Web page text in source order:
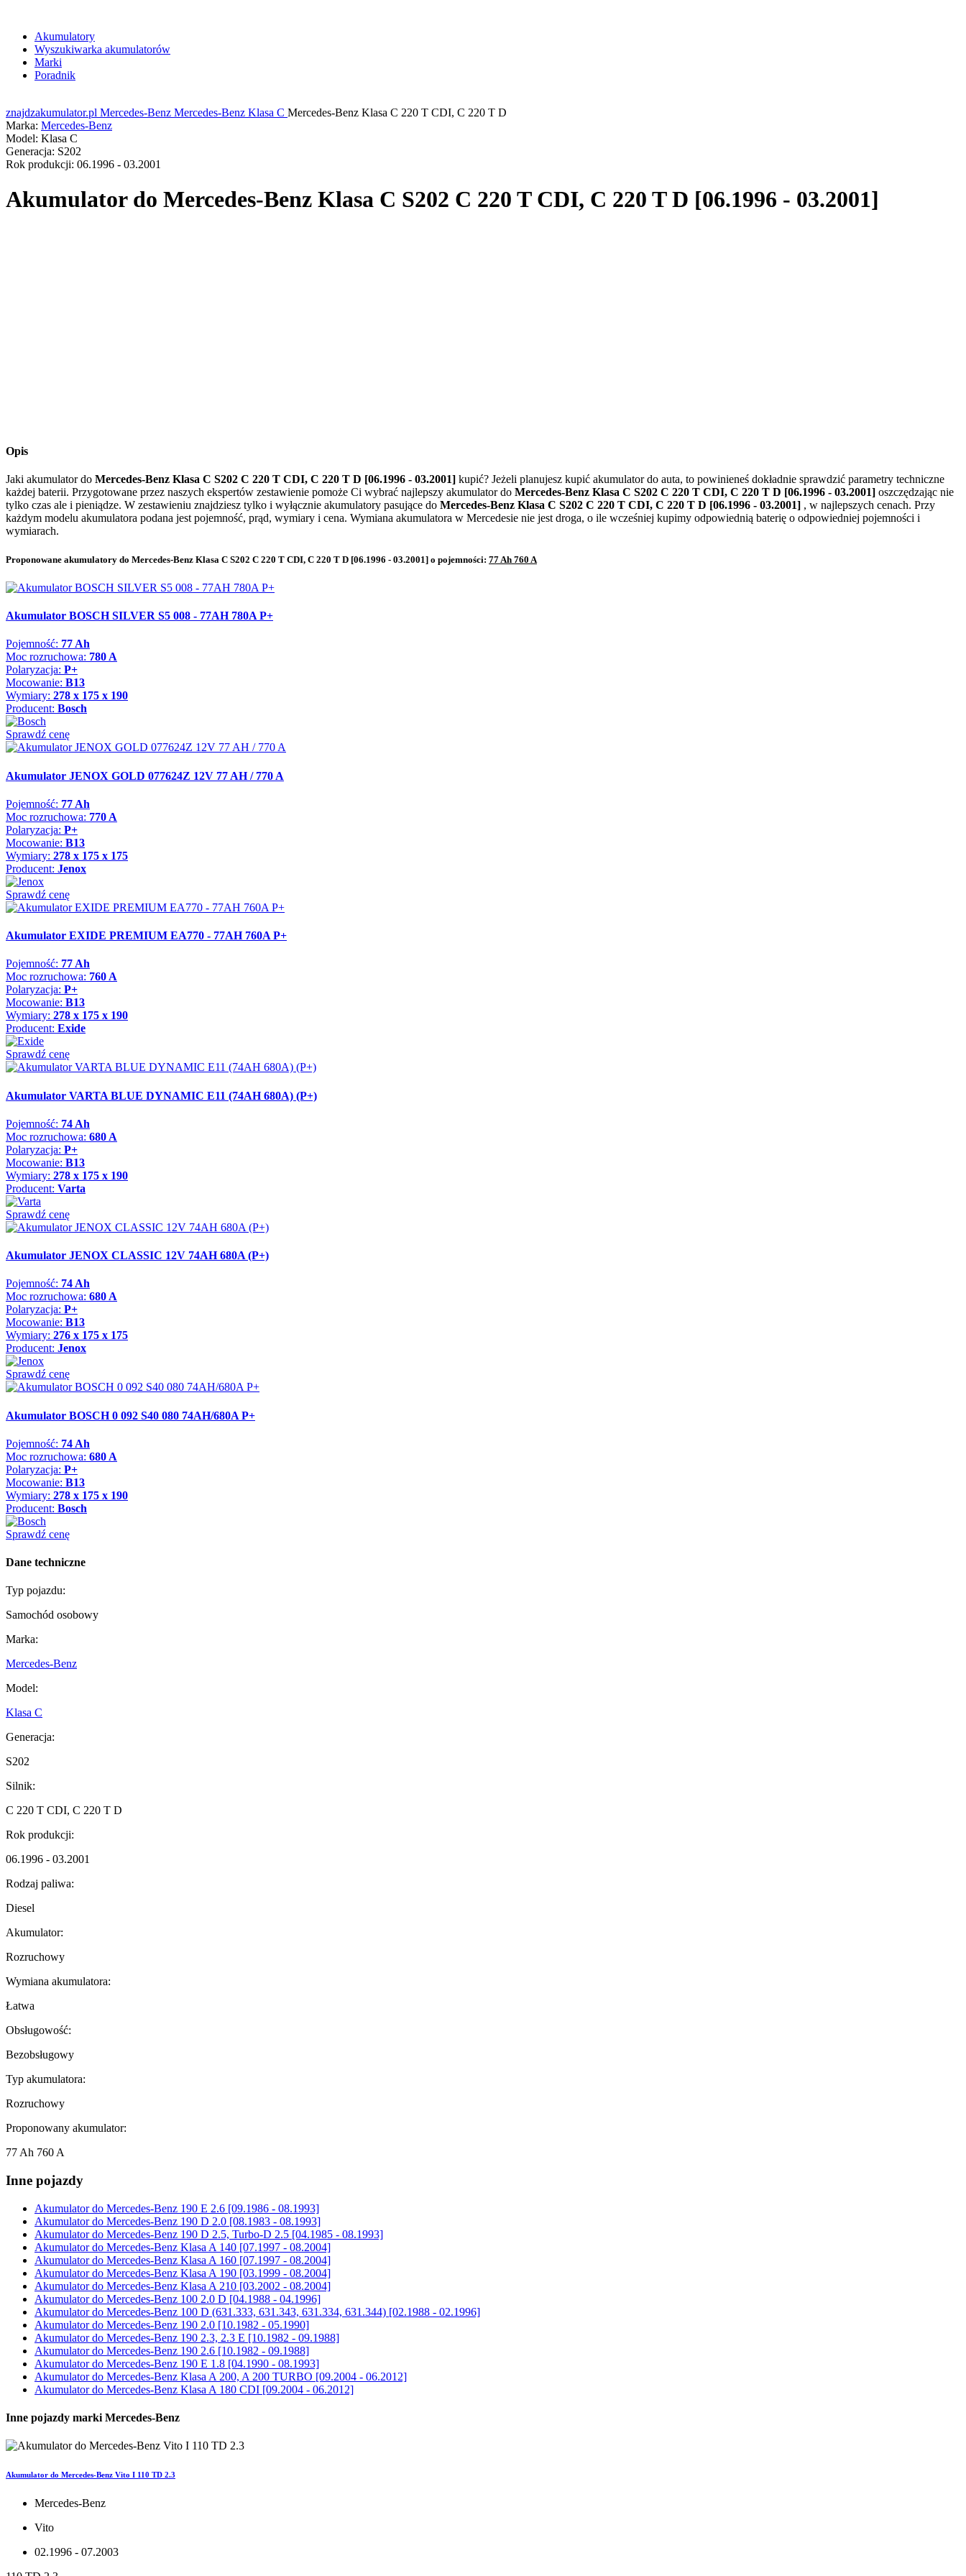
Akumulatory
Wyszukiwarka akumulatorów
Marki
Poradnik
znajdzakumulator.pl Mercedes-Benz Mercedes-Benz Klasa C Mercedes-Benz Klasa C 220 T CDI, C 220 T D
Marka: Mercedes-Benz
Model: Klasa C
Generacja: S202
Rok produkcji: 06.1996 - 03.2001
Akumulator do Mercedes-Benz Klasa C S202 C 220 T CDI, C 220 T D [06.1996 - 03.2001]
Opis
Jaki akumulator do Mercedes-Benz Klasa C S202 C 220 T CDI, C 220 T D [06.1996 - 03.2001] kupić? Jeżeli planujesz kupić akumulator do auta, to powinieneś dokładnie sprawdzić parametry techniczne
każdej baterii. Przygotowane przez naszych ekspertów zestawienie pomoże Ci wybrać najlepszy akumulator do Mercedes-Benz Klasa C S202 C 220 T CDI, C 220 T D [06.1996 - 03.2001] oszczędzając nie
tylko czas ale i pieniądze. W zestawieniu znajdziesz tylko i wyłącznie akumulatory pasujące do Mercedes-Benz Klasa C S202 C 220 T CDI, C 220 T D [06.1996 - 03.2001] , w najlepszych cenach. Przy
każdym modelu akumulatora podana jest pojemność, prąd, wymiary i cena. Wymiana akumulatora w Mercedesie nie jest droga, o ile wcześniej kupimy odpowiednią baterię o odpowiedniej pojemności i
wymiarach.
Proponowane akumulatory do Mercedes-Benz Klasa C S202 C 220 T CDI, C 220 T D [06.1996 - 03.2001] o pojemności: 77 Ah 760 A
Akumulator BOSCH SILVER S5 008 - 77AH 780A P+
Pojemność: 77 Ah
Moc rozruchowa: 780 A
Polaryzacja: P+
Mocowanie: B13
Wymiary: 278 x 175 x 190
Producent: Bosch
Sprawdź cenę
Akumulator JENOX GOLD 077624Z 12V 77 AH / 770 A
Pojemność: 77 Ah
Moc rozruchowa: 770 A
Polaryzacja: P+
Mocowanie: B13
Wymiary: 278 x 175 x 175
Producent: Jenox
Sprawdź cenę
Akumulator EXIDE PREMIUM EA770 - 77AH 760A P+
Pojemność: 77 Ah
Moc rozruchowa: 760 A
Polaryzacja: P+
Mocowanie: B13
Wymiary: 278 x 175 x 190
Producent: Exide
Sprawdź cenę
Akumulator VARTA BLUE DYNAMIC E11 (74AH 680A) (P+)
Pojemność: 74 Ah
Moc rozruchowa: 680 A
Polaryzacja: P+
Mocowanie: B13
Wymiary: 278 x 175 x 190
Producent: Varta
Sprawdź cenę
Akumulator JENOX CLASSIC 12V 74AH 680A (P+)
Pojemność: 74 Ah
Moc rozruchowa: 680 A
Polaryzacja: P+
Mocowanie: B13
Wymiary: 276 x 175 x 175
Producent: Jenox
Sprawdź cenę
Akumulator BOSCH 0 092 S40 080 74AH/680A P+
Pojemność: 74 Ah
Moc rozruchowa: 680 A
Polaryzacja: P+
Mocowanie: B13
Wymiary: 278 x 175 x 190
Producent: Bosch
Sprawdź cenę
Dane techniczne
Typ pojazdu:
Samochód osobowy
Marka:
Mercedes-Benz
Model:
Klasa C
Generacja:
S202
Silnik:
C 220 T CDI, C 220 T D
Rok produkcji:
06.1996 - 03.2001
Rodzaj paliwa:
Diesel
Akumulator:
Rozruchowy
Wymiana akumulatora:
Łatwa
Obsługowość:
Bezobsługowy
Typ akumulatora:
Rozruchowy
Proponowany akumulator:
77 Ah 760 A
Inne pojazdy
Akumulator do Mercedes-Benz 190 E 2.6 [09.1986 - 08.1993]
Akumulator do Mercedes-Benz 190 D 2.0 [08.1983 - 08.1993]
Akumulator do Mercedes-Benz 190 D 2.5, Turbo-D 2.5 [04.1985 - 08.1993]
Akumulator do Mercedes-Benz Klasa A 140 [07.1997 - 08.2004]
Akumulator do Mercedes-Benz Klasa A 160 [07.1997 - 08.2004]
Akumulator do Mercedes-Benz Klasa A 190 [03.1999 - 08.2004]
Akumulator do Mercedes-Benz Klasa A 210 [03.2002 - 08.2004]
Akumulator do Mercedes-Benz 100 2.0 D [04.1988 - 04.1996]
Akumulator do Mercedes-Benz 100 D (631.333, 631.343, 631.334, 631.344) [02.1988 - 02.1996]
Akumulator do Mercedes-Benz 190 2.0 [10.1982 - 05.1990]
Akumulator do Mercedes-Benz 190 2.3, 2.3 E [10.1982 - 09.1988]
Akumulator do Mercedes-Benz 190 2.6 [10.1982 - 09.1988]
Akumulator do Mercedes-Benz 190 E 1.8 [04.1990 - 08.1993]
Akumulator do Mercedes-Benz Klasa A 200, A 200 TURBO [09.2004 - 06.2012]
Akumulator do Mercedes-Benz Klasa A 180 CDI [09.2004 - 06.2012]
Inne pojazdy marki Mercedes-Benz
Akumulator do Mercedes-Benz Vito I 110 TD 2.3
Mercedes-Benz
Vito
02.1996 - 07.2003